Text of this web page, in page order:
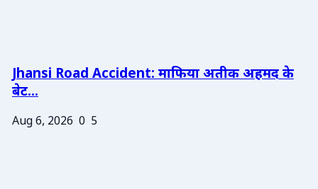
Jhansi Road Accident: माफिया अतीक अहमद के
बेट...
Aug 6, 2026 0 5